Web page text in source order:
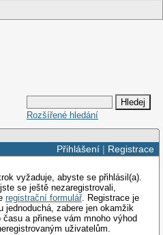
Rozšířené hledání
Přihlášení| Registrace
vyžaduje, abyste se přihlásil(a).
se ještě nezaregistrovali,
registrační formulář. Registrace je
jednoduchá, zabere jen okamžik
času a přinese vám mnoho výhod
uživatelům.